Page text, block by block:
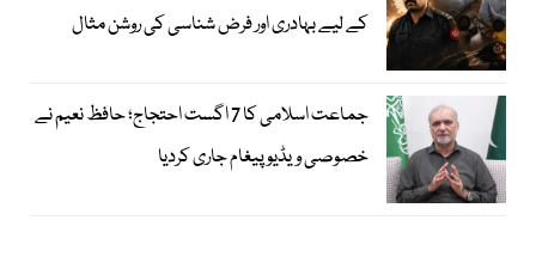
کے لیے بہادری اور فرض شناسی کی روشن مثال
جماعت اسلامی کا 7 اگست احتجاج؛ حافظ نعیم نے
خصوصی ویڈیو پیغام جاری کردیا